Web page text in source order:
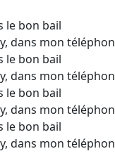
le bon bail
dans mon
le bon bail
dans mon
le bon bail
dans mon
le bon bail
dans mon